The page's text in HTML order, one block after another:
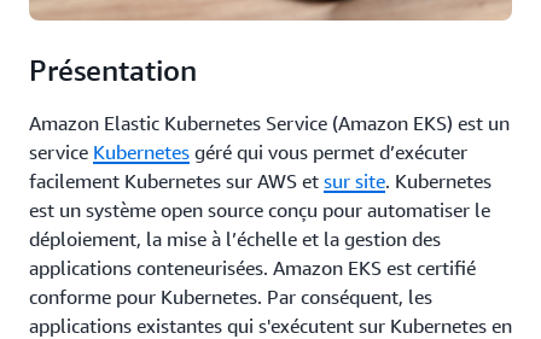
Présentation
Amazon Elastic Kubernetes Service (Amazon EKS) est un
service Kubernetes géré qui vous permet d’exécuter
facilement Kubernetes sur AWS et sur site. Kubernetes
est un système open source conçu pour automatiser le
déploiement, la mise à l’échelle et la gestion des
applications conteneurisées. Amazon EKS est certifié
conforme pour Kubernetes. Par conséquent, les
applications existantes qui s'exécutent sur Kubernetes en